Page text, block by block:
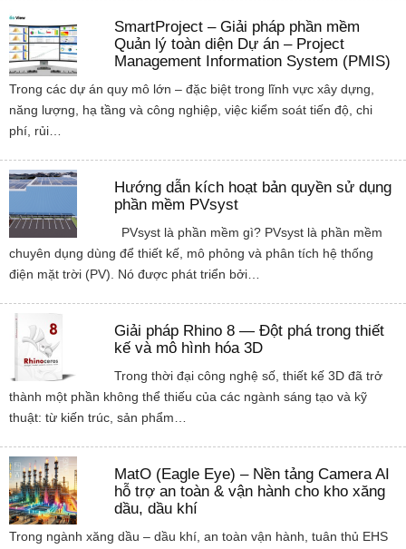
SmartProject – Giải pháp phần mềm
Quản lý toàn diện Dự án – Project
Management Information System (PMIS)
Trong các dự án quy mô lớn – đặc biệt trong lĩnh vực xây dựng,
năng lượng, hạ tầng và công nghiệp, việc kiểm soát tiến độ, chi
phí, rủi…
Hướng dẫn kích hoạt bản quyền sử dụng
phần mềm PVsyst
PVsyst là phần mềm gì? PVsyst là phần mềm
chuyên dụng dùng để thiết kế, mô phỏng và phân tích hệ thống
điện mặt trời (PV). Nó được phát triển bởi…
Giải pháp Rhino 8 — Đột phá trong thiết
kế và mô hình hóa 3D
Trong thời đại công nghệ số, thiết kế 3D đã trở
thành một phần không thể thiếu của các ngành sáng tạo và kỹ
thuật: từ kiến trúc, sản phẩm…
MatO (Eagle Eye) – Nền tảng Camera AI
hỗ trợ an toàn & vận hành cho kho xăng
dầu, dầu khí
Trong ngành xăng dầu – dầu khí, an toàn vận hành, tuân thủ EHS